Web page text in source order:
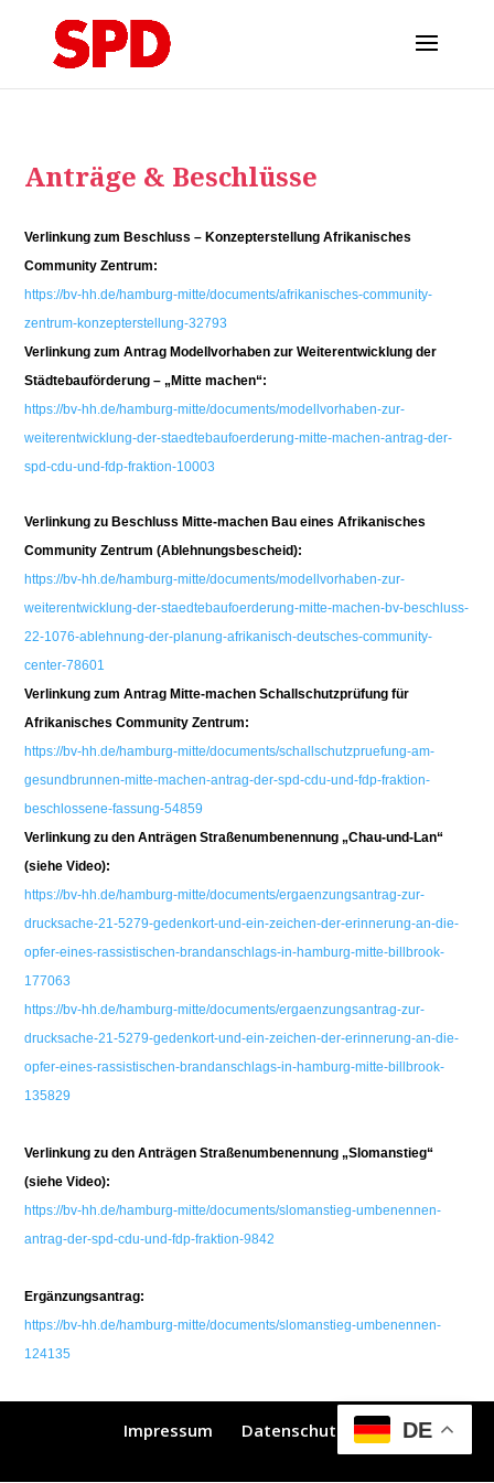
Anträge & Beschlüsse
Verlinkung zum Beschluss – Konzepterstellung Afrikanisches
Community Zentrum:
https://bv-hh.de/hamburg-mitte/documents/afrikanisches-community-
zentrum-konzepterstellung-32793
Verlinkung zum Antrag Modellvorhaben zur Weiterentwicklung der
Städtebauförderung – „Mitte machen“:
https://bv-hh.de/hamburg-mitte/documents/modellvorhaben-zur-
weiterentwicklung-der-staedtebaufoerderung-mitte-machen-antrag-der-
spd-cdu-und-fdp-fraktion-10003
Verlinkung zu Beschluss Mitte-machen Bau eines Afrikanisches
Community Zentrum (Ablehnungsbescheid):
https://bv-hh.de/hamburg-mitte/documents/modellvorhaben-zur-
weiterentwicklung-der-staedtebaufoerderung-mitte-machen-bv-beschluss-
22-1076-ablehnung-der-planung-afrikanisch-deutsches-community-
center-78601
Verlinkung zum Antrag Mitte-machen Schallschutzprüfung für
Afrikanisches Community Zentrum:
https://bv-hh.de/hamburg-mitte/documents/schallschutzpruefung-am-
gesundbrunnen-mitte-machen-antrag-der-spd-cdu-und-fdp-fraktion-
beschlossene-fassung-54859
Verlinkung zu den Anträgen Straßenumbenennung „Chau-und-Lan“
(siehe Video):
https://bv-hh.de/hamburg-mitte/documents/ergaenzungsantrag-zur-
drucksache-21-5279-gedenkort-und-ein-zeichen-der-erinnerung-an-die-
opfer-eines-rassistischen-brandanschlags-in-hamburg-mitte-billbrook-
177063
https://bv-hh.de/hamburg-mitte/documents/ergaenzungsantrag-zur-
drucksache-21-5279-gedenkort-und-ein-zeichen-der-erinnerung-an-die-
opfer-eines-rassistischen-brandanschlags-in-hamburg-mitte-billbrook-
135829
Verlinkung zu den Anträgen Straßenumbenennung „Slomanstieg“
(siehe Video):
https://bv-hh.de/hamburg-mitte/documents/slomanstieg-umbenennen-
antrag-der-spd-cdu-und-fdp-fraktion-9842
Ergänzungsantrag:
https://bv-hh.de/hamburg-mitte/documents/slomanstieg-umbenennen-
124135
Impressum Datenschutz DE